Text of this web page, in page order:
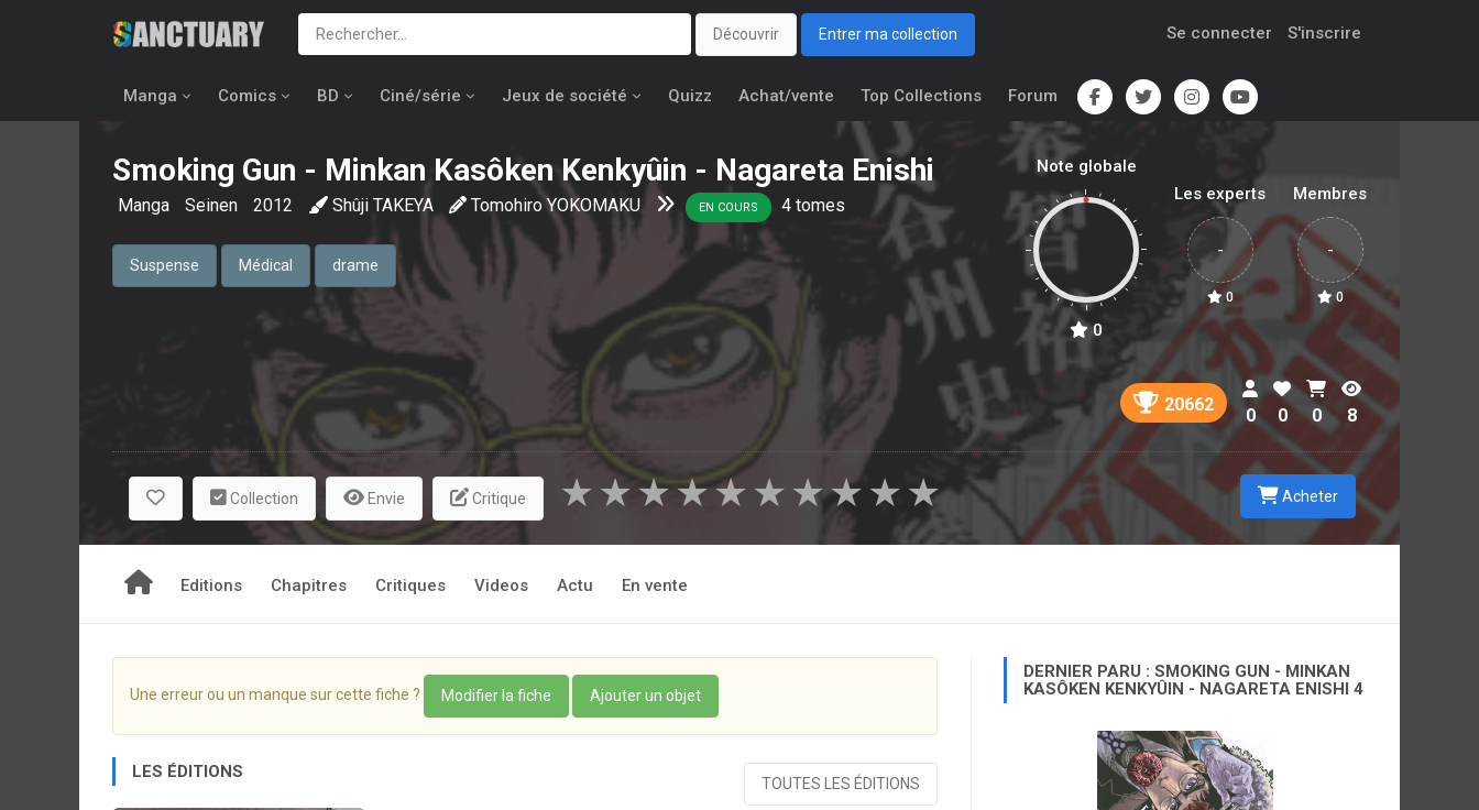
Découvrir Entrer ma collection Se connecter S'inscrire
Manga Comics BD Ciné/série Jeux de société Quizz Achat/vente Top Collections Forum
Smoking Gun - Minkan Kasôken Kenkyûin - Nagareta Enishi
Manga Seinen 2012 Shûji TAKEYA Tomohiro YOKOMAKU EN COURS 4 tomes
Suspense Médical drame
Note globale
0
Les experts
-
0
Membres
-
0
20662
0 0 0 8
Collection Envie Critique ★
★
★
★
★
★
★
★
★
★ Acheter
Editions Chapitres Critiques Videos Actu En vente
Une erreur ou un manque sur cette fiche ? Modifier la fiche Ajouter un objet
LES ÉDITIONS
TOUTES LES ÉDITIONS
DERNIER PARU : SMOKING GUN - MINKAN
KASÔKEN KENKYÛIN - NAGARETA ENISHI 4